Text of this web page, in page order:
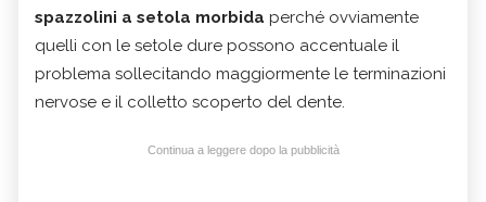
spazzolini a setola morbida perché ovviamente
quelli con le setole dure possono accentuale il
problema sollecitando maggiormente le terminazioni
nervose e il colletto scoperto del dente.
Continua a leggere dopo la pubblicità